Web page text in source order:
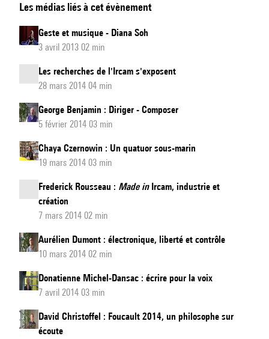
Eötvös
:
apprendre
diriger
Les médias liés à cet évènement
Geste et musique - Diana Soh
3 avril 2013 02 min
Les recherches de l'Ircam s'exposent
28 mars 2014 04 min
George Benjamin : Diriger - Composer
5 février 2014 03 min
Chaya Czernowin : Un quatuor sous-marin
19 mars 2014 03 min
Frederick Rousseau : Made inIrcam, industrie et
création
7 mars 2014 02 min
Aurélien Dumont : électronique, liberté et contrôle
10 mars 2014 02 min
Donatienne Michel-Dansac : écrire pour la voix
7 avril 2014 03 min
David Christoffel : Foucault 2014, un philosophe sur
écoute